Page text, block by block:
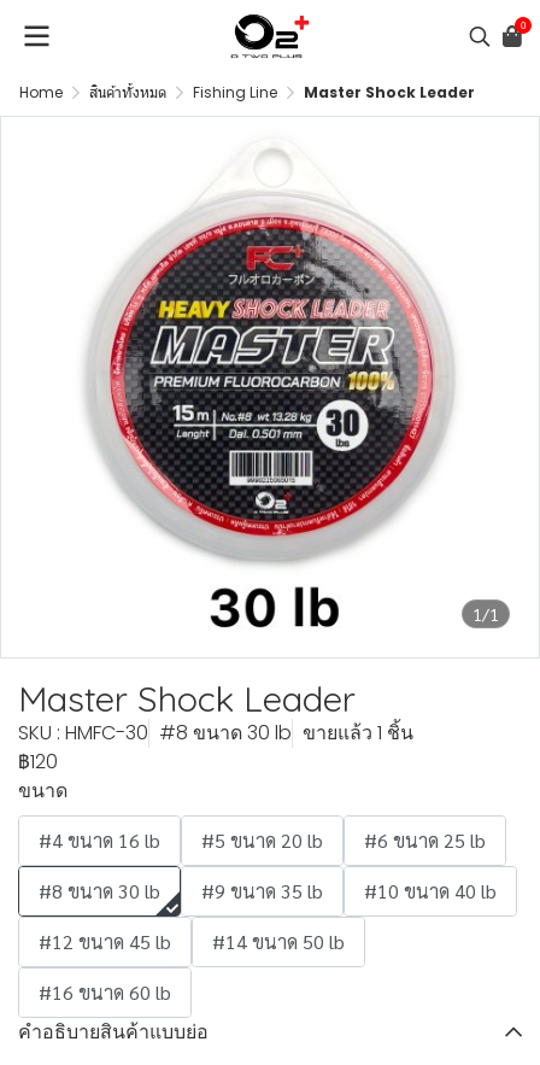
0
Home สินค้าทั้งหมด Fishing Line Master Shock Leader
1/1
Master Shock Leader
SKU : HMFC-30 #8 ขนาด 30 lb ขายแล้ว 1 ชิ้น
฿120
ขนาด
#4 ขนาด 16 lb #5 ขนาด 20 lb
#6 ขนาด 25 lb
#8 ขนาด 30 lb
#9 ขนาด 35 lb
#10 ขนาด 40 lb
#12 ขนาด 45 lb
#14 ขนาด 50 lb
#16 ขนาด 60 lb
คำอธิบายสินค้าแบบย่อ